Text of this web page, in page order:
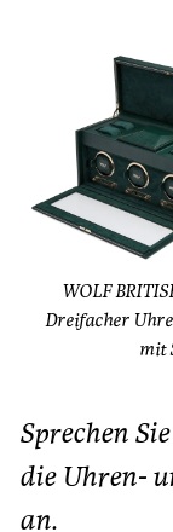
WOLF
Dreifacher
mit
Sprechen
die Uhren-
an.